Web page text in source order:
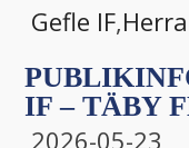
Gefle IF,
IF – TÄBY
2026-05-23